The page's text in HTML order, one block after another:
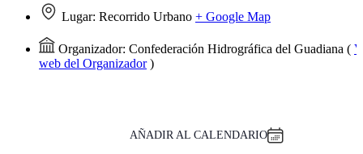
Lugar: Recorrido Urbano + Google Map
Organizador: Confederación Hidrográfica del Guadiana (
web del Organizador)
AÑADIR AL CALENDARIO